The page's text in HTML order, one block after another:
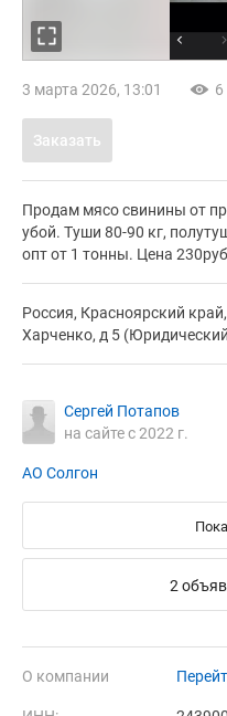
3 марта 2026, 13:01
Заказать
Продам мясо свинины от
убой. Туши 80-90 кг,
опт от 1 тонны. Цена
Россия, Красноярский
Харченко, д 5
Сергей Потапов
на сайте с 2022 г.
АО Солгон
2
О компании